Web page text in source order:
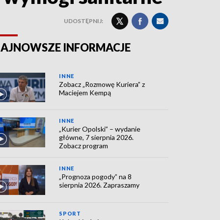
UDOSTĘPNIJ:
INFORMACJE
INNE
Zobacz „Rozmowę Kuriera” z
Maciejem Kempą
INNE
„Kurier Opolski” – wydanie
główne, 7 sierpnia 2026.
Zobacz program
INNE
„Prognoza pogody” na 8
sierpnia 2026. Zapraszamy
SPORT